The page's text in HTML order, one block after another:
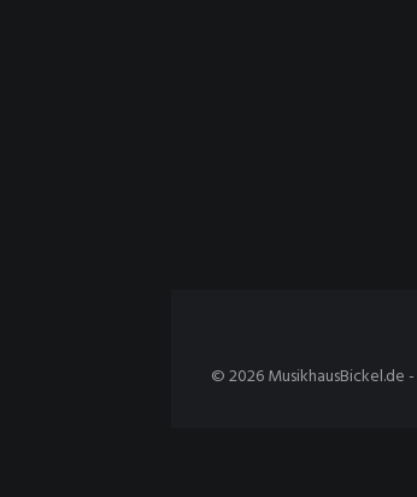
© 2026 MusikhausBickel.de -